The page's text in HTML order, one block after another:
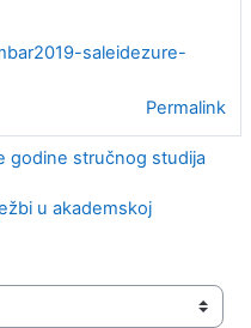
saleidezure-
Permalink
godine stručnog studija
u akademskoj